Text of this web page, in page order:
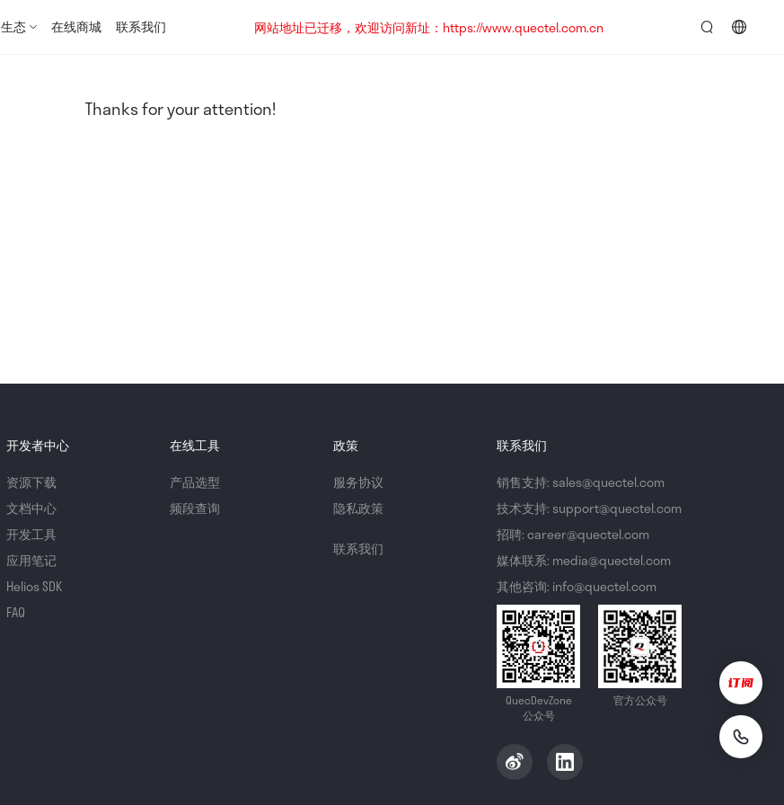
生态 在线商城 联系我们
网站地址已迁移，欢迎访问新址：https://www.quectel.com.cn
Thanks for your attention!
开发者中心
资源下载
文档中心
开发工具
应用笔记
Helios SDK
FAQ
在线工具
产品选型
频段查询
政策
服务协议
隐私政策
联系我们
联系我们
销售支持: sales@quectel.com
技术支持: support@quectel.com
招聘: career@quectel.com
媒体联系: media@quectel.com
其他咨询: info@quectel.com
QuecDevZone
公众号
官方公众号